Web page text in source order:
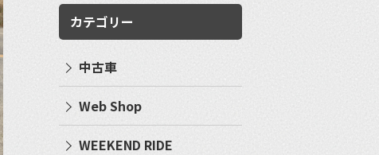
カテゴリー
中古車
Web Shop
WEEKEND RIDE